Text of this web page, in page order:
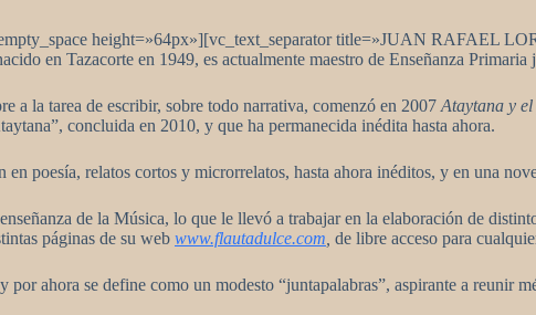
height=»64px»][vc_text_separator title=»JUAN RAFAEL
en Tazacorte en 1949, es actualmente maestro de Enseñanza
a la tarea de escribir, sobre todo narrativa, comenzó en 2007 Ataytana y
concluida en 2010, y que ha permanecida inédita hasta ahora.
poesía, relatos cortos y microrrelatos, hasta ahora inéditos, y en una
de la Música, lo que le llevó a trabajar en la elaboración de
páginas de su web www.flautadulce.com de libre acceso para
ahora se define como un modesto “juntapalabras”, aspirante a reunir